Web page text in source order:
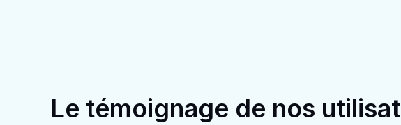
Le témoignage de nos